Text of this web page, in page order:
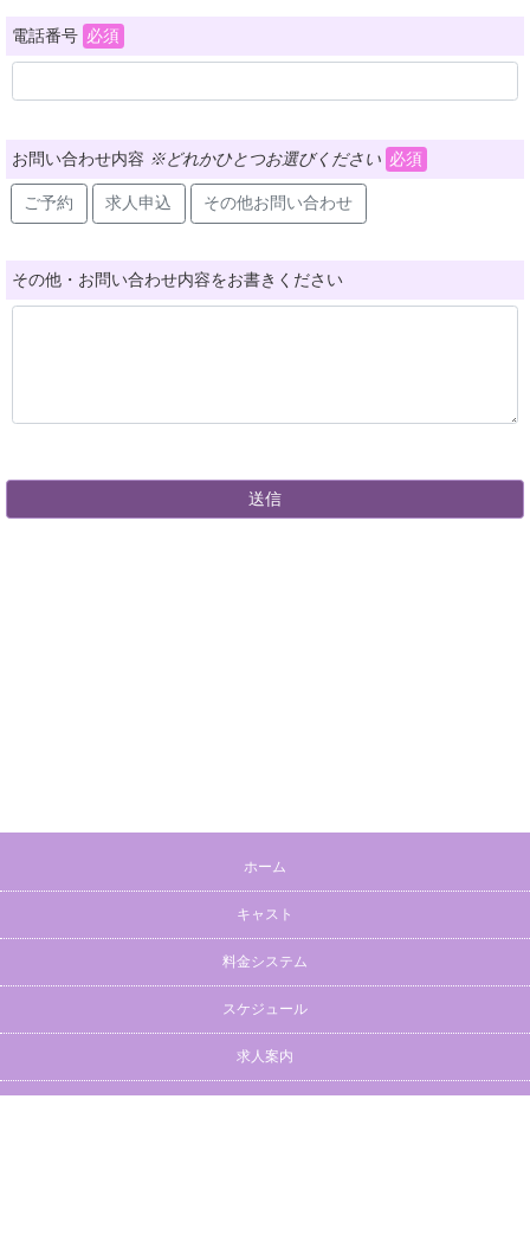
電話番号
お問い合わせ内容 ※どれかひとつお選びください
ご予約 求人申込 その他お問い合わせ
その他・お問い合わせ内容をお書きください
送信
ホーム
キャスト
料金システム
スケジュール
求人案内